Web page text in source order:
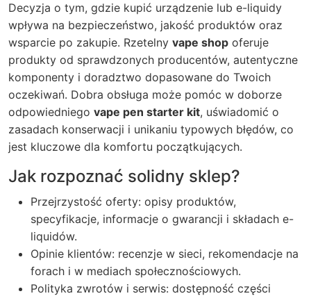
Decyzja o tym, gdzie kupić urządzenie lub e-liquidy
wpływa na bezpieczeństwo, jakość produktów oraz
wsparcie po zakupie. Rzetelny vape shop oferuje
produkty od sprawdzonych producentów, autentyczne
komponenty i doradztwo dopasowane do Twoich
oczekiwań. Dobra obsługa może pomóc w doborze
odpowiedniego vape pen starter kit, uświadomić o
zasadach konserwacji i unikaniu typowych błędów, co
jest kluczowe dla komfortu początkujących.
Jak rozpoznać solidny sklep?
Przejrzystość oferty: opisy produktów,
specyfikacje, informacje o gwarancji i składach e-
liquidów.
Opinie klientów: recenzje w sieci, rekomendacje na
forach i w mediach społecznościowych.
Polityka zwrotów i serwis: dostępność części